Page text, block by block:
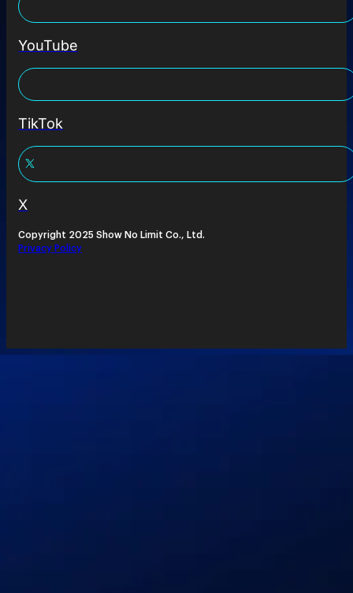
YouTube
TikTok
X
Copyright 2025 Show No Limit Co., Ltd.
Privacy Policy